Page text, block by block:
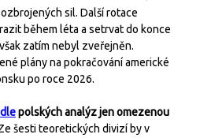
sil. Další rotace
během léta a setrvat do konce
zatím nebyl zveřejněn.
plány na pokračování americké
po roce 2026.
polských analýz jen omezenou
šesti teoretických divizí by v